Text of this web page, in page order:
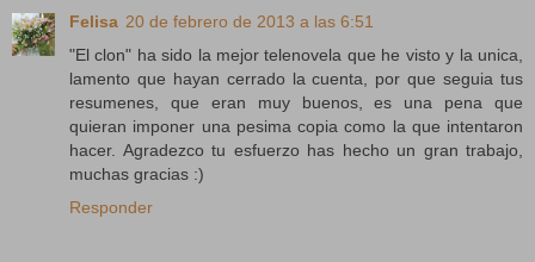
Felisa 20 de febrero de 2013 a las 6:51
"El clon" ha sido la mejor telenovela que he visto y la unica,
lamento que hayan cerrado la cuenta, por que seguia tus
resumenes, que eran muy buenos, es una pena que
quieran imponer una pesima copia como la que intentaron
hacer. Agradezco tu esfuerzo has hecho un gran trabajo,
muchas gracias :)
Responder